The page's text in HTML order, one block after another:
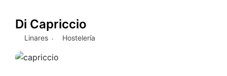
Di Capriccio
Linares Hostelería